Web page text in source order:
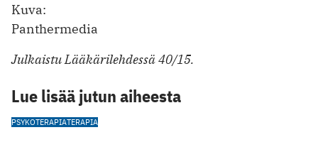
Kuva:
Panthermedia
Julkaistu Lääkärilehdessä 40/15.
Lue lisää jutun aiheesta
PSYKOTERAPIATERAPIA